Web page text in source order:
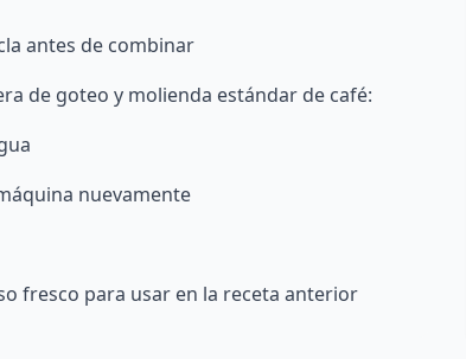
antes de combinar
de goteo y molienda estándar de café:
nuevamente
fresco para usar en la receta anterior